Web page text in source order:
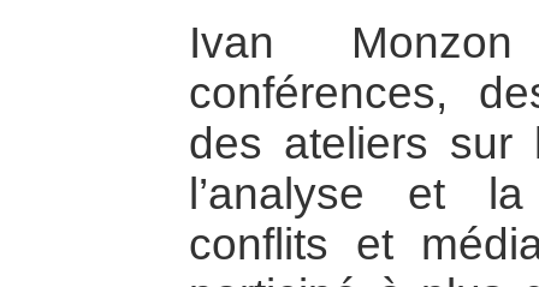
Ivan
conférences,
des ateliers sur
l’analyse et
conflits et